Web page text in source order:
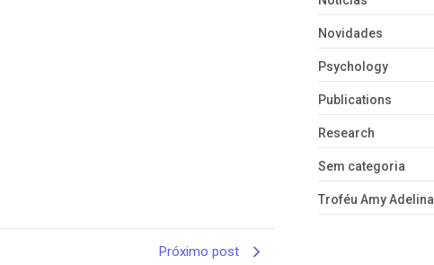
Novidades
Psychology
Publications
Research
Sem categoria
Troféu Amy Adelina
Próximo post